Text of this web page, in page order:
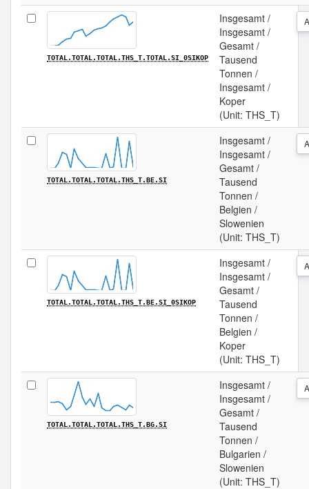
TOTAL.TOTAL.TOTAL.THS_T.TOTAL.SI_0SIKOP
Insgesamt /
Insgesamt /
Gesamt /
Tausend
Tonnen /
Insgesamt /
Koper
(Unit: THS_T)
A
TOTAL.TOTAL.TOTAL.THS_T.BE.SI
Insgesamt /
Insgesamt /
Gesamt /
Tausend
Tonnen /
Belgien /
Slowenien
(Unit: THS_T)
A
TOTAL.TOTAL.TOTAL.THS_T.BE.SI_0SIKOP
Insgesamt /
Insgesamt /
Gesamt /
Tausend
Tonnen /
Belgien /
Koper
(Unit: THS_T)
A
TOTAL.TOTAL.TOTAL.THS_T.BG.SI
Insgesamt /
Insgesamt /
Gesamt /
Tausend
Tonnen /
Bulgarien /
Slowenien
(Unit: THS_T)
A